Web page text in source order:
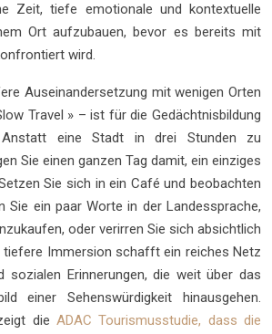
Zeit, tiefe emotionale und kontextuelle
Ort aufzubauen, bevor es bereits mit
wird.
Auseinandersetzung mit wenigen Orten
Travel » – ist für die Gedächtnisbildung
eine Stadt in drei Stunden zu
Sie einen ganzen Tag damit, ein einziges
Sie sich in ein Café und beobachten
Sie ein paar Worte in der Landessprache,
oder verirren Sie sich absichtlich
tiefere Immersion schafft ein reiches Netz
sozialen Erinnerungen, die weit über das
einer Sehenswürdigkeit hinausgehen.
die ADAC Tourismusstudie, dass die